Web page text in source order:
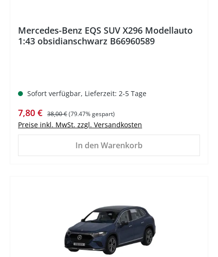
Mercedes-Benz EQS SUV X296 Modellauto
1:43 obsidianschwarz B66960589
Sofort verfügbar, Lieferzeit: 2-5 Tage
Verkaufspreis:
7,80 € Regulärer Preis:
38,00 €(79.47% gespart)
Preise inkl. MwSt. zzgl. Versandkosten
In den Warenkorb